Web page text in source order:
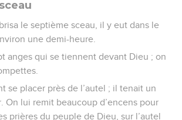
le septième sceau, il y eut dans le
une demi-heure.
anges qui se tiennent devant Dieu ; on
se placer près de l’autel ; il tenait un
On lui remit beaucoup d’encens pour
prières du peuple de Dieu, sur l’autel